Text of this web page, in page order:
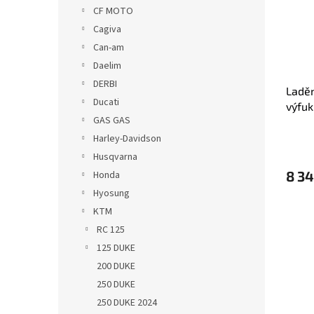
CF MOTO
Cagiva
Can-am
Daelim
DERBI
Ducati
GAS GAS
Harley-Davidson
Husqvarna
Honda
Hyosung
KTM
RC 125
125 DUKE
200 DUKE
250 DUKE
250 DUKE 2024
8